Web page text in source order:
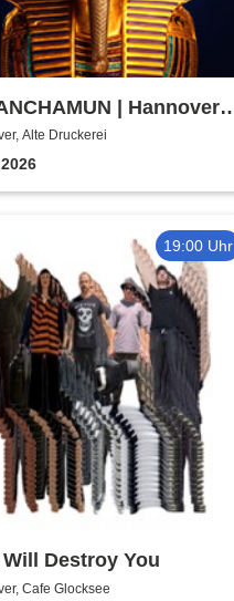
| Hannover |
Geschenktickets
Alte Druckerei
19:00 Uhr
Destroy You
Cafe Glocksee